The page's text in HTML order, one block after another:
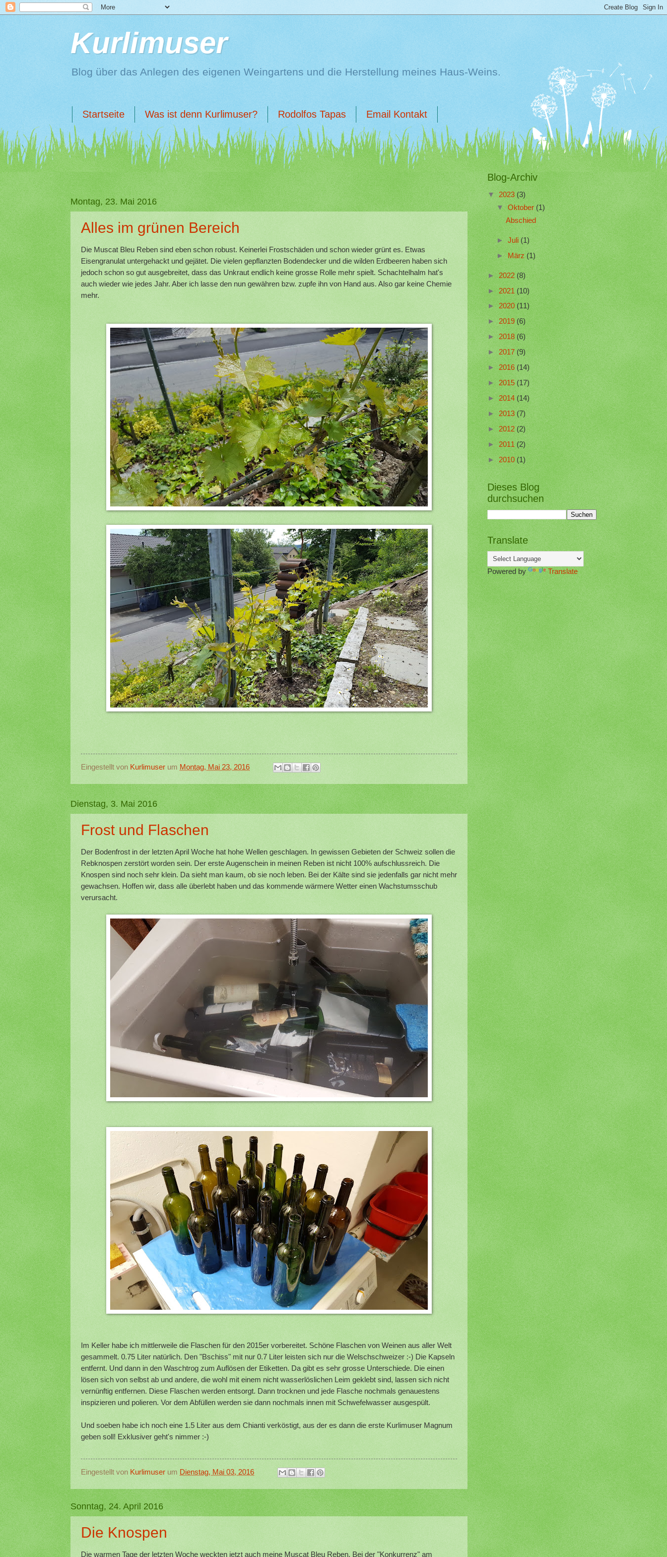
Kurlimuser
Blog über das Anlegen des eigenen Weingartens und die Herstellung meines Haus-Weins.
Startseite Was ist denn Kurlimuser? Rodolfos Tapas Email Kontakt
Montag, 23. Mai 2016
Alles im grünen Bereich
Die Muscat Bleu Reben sind eben schon robust. Keinerlei Frostschäden und schon wieder grünt es. Etwas
Eisengranulat untergehackt und gejätet. Die vielen gepflanzten Bodendecker und die wilden Erdbeeren haben sich
jedoch schon so gut ausgebreitet, dass das Unkraut endlich keine grosse Rolle mehr spielt. Schachtelhalm hat's
auch wieder wie jedes Jahr. Aber ich lasse den nun gewähren bzw. zupfe ihn von Hand aus. Also gar keine Chemie
mehr.
Eingestellt von Kurlimuser um Montag, Mai 23, 2016
Dienstag, 3. Mai 2016
Frost und Flaschen
Der Bodenfrost in der letzten April Woche hat hohe Wellen geschlagen. In gewissen Gebieten der Schweiz sollen die
Rebknospen zerstört worden sein. Der erste Augenschein in meinen Reben ist nicht 100% aufschlussreich. Die
Knospen sind noch sehr klein. Da sieht man kaum, ob sie noch leben. Bei der Kälte sind sie jedenfalls gar nicht mehr
gewachsen. Hoffen wir, dass alle überlebt haben und das kommende wärmere Wetter einen Wachstumsschub
verursacht.
Im Keller habe ich mittlerweile die Flaschen für den 2015er vorbereitet. Schöne Flaschen von Weinen aus aller Welt
gesammelt. 0.75 Liter natürlich. Den "Bschiss" mit nur 0.7 Liter leisten sich nur die Welschschweizer :-) Die Kapseln
entfernt. Und dann in den Waschtrog zum Auflösen der Etiketten. Da gibt es sehr grosse Unterschiede. Die einen
lösen sich von selbst ab und andere, die wohl mit einem nicht wasserlöslichen Leim geklebt sind, lassen sich nicht
vernünftig entfernen. Diese Flaschen werden entsorgt. Dann trocknen und jede Flasche nochmals genauestens
inspizieren und polieren. Vor dem Abfüllen werden sie dann nochmals innen mit Schwefelwasser ausgespült.
Und soeben habe ich noch eine 1.5 Liter aus dem Chianti verköstigt, aus der es dann die erste Kurlimuser Magnum
geben soll! Exklusiver geht's nimmer :-)
Eingestellt von Kurlimuser um Dienstag, Mai 03, 2016
Sonntag, 24. April 2016
Die Knospen
Die warmen Tage der letzten Woche weckten jetzt auch meine Muscat Bleu Reben. Bei der "Konkurrenz" am
Blog-Archiv
▼2023(3)
▼Oktober(1)
Abschied
►Juli(1)
►März(1)
►2022(8)
►2021(10)
►2020(11)
►2019(6)
►2018(6)
►2017(9)
►2016(14)
►2015(17)
►2014(14)
►2013(7)
►2012(2)
►2011(2)
►2010(1)
Dieses Blog
durchsuchen
Translate
Powered by Translate